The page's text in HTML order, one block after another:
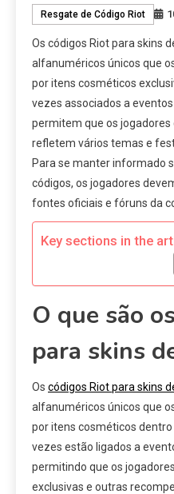
Resgate de Código Riot
Os códigos Riot para skins
alfanuméricos únicos que
por itens cosméticos
vezes associados a
permitem que os jogadores
refletem vários temas e
Para se manter informado
códigos, os jogadores
fontes oficiais e fóruns da
Key sections in the
O que são
para skins
Os códigos Riot para skins
alfanuméricos únicos que
por itens cosméticos
vezes estão ligados a
permitindo que os
exclusivas e outras